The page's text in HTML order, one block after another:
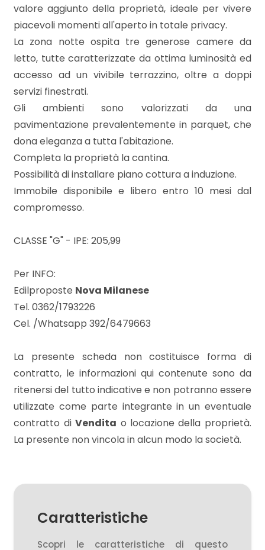
valore aggiunto della proprietà, ideale per vivere
piacevoli momenti all'aperto in totale privacy.
La zona notte ospita tre generose camere da
letto, tutte caratterizzate da ottima luminosità ed
accesso ad un vivibile terrazzino, oltre a doppi
servizi finestrati.
Gli ambienti sono valorizzati da una
pavimentazione prevalentemente in parquet, che
dona eleganza a tutta l'abitazione.
Completa la proprietà la cantina.
Possibilità di installare piano cottura a induzione.
Immobile disponibile e libero entro 10 mesi dal
compromesso.
CLASSE "G" - IPE: 205,99
Per INFO:
Edilproposte Nova Milanese
Tel. 0362/1793226
Cel. /Whatsapp 392/6479663
La presente scheda non costituisce forma di
contratto, le informazioni qui contenute sono da
ritenersi del tutto indicative e non potranno essere
utilizzate come parte integrante in un eventuale
contratto diVendita o locazione della proprietà.
La presente non vincola in alcun modo la società.
Caratteristiche
Scopri le caratteristiche di questo
3
4
5
5+
Bagni
minimi
Qualsiasi
2
3
4
5
5+
minime
Qualsiasi